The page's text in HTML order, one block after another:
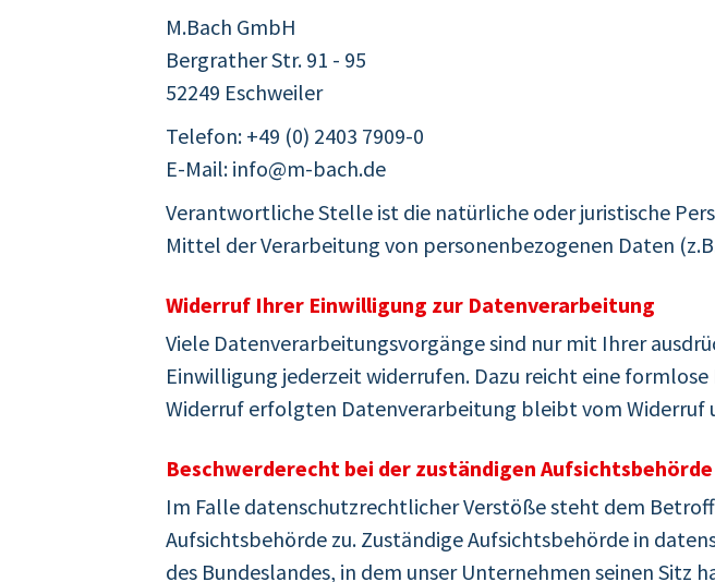
M.Bach GmbH
Bergrather Str. 91 - 95
52249 Eschweiler
Telefon: +49 (0) 2403 7909-0
E-Mail: info@m-bach.de
Verantwortliche Stelle ist die natürliche oder juristische
Mittel der Verarbeitung von personenbezogenen Daten
Widerruf Ihrer Einwilligung zur Datenverarbeitung
Viele Datenverarbeitungsvorgänge sind nur mit Ihrer
Einwilligung jederzeit widerrufen. Dazu reicht eine
Widerruf erfolgten Datenverarbeitung bleibt vom Widerruf
Beschwerderecht bei der zuständigen Aufsichtsbehörde
Im Falle datenschutzrechtlicher Verstöße steht dem
Aufsichtsbehörde zu. Zuständige Aufsichtsbehörde in
des Bundeslandes, in dem unser Unternehmen seinen Sitz